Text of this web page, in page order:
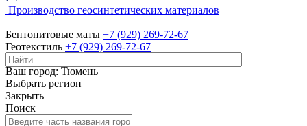
Производство геосинтетических материалов
Бентонитовые маты +7 (929) 269-72-67
Геотекстиль +7 (929) 269-72-67
+7 (3452) 66-61-37
Ваш город: Тюмень
Выбрать регион
Закрыть
Поиск